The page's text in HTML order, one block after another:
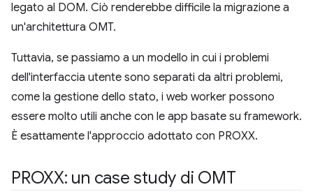
legato al DOM. Ciò renderebbe difficile la migrazione a
un'architettura OMT.
Tuttavia, se passiamo a un modello in cui i problemi
dell'interfaccia utente sono separati da altri problemi,
come la gestione dello stato, i web worker possono
essere molto utili anche con le app basate su framework.
È esattamente l'approccio adottato con PROXX.
PROXX: un case study di OMT